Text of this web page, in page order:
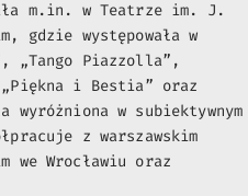
m.in. w Teatrze im. J.
gdzie występowała w
„Tango Piazzolla”,
i Bestia” oraz
wyróżniona w subiektywnym
z warszawskim
we Wrocławiu oraz